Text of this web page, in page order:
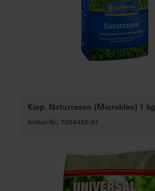
Kiep. Naturrasen (Microklee) 1 kg
Artikel-Nr.: 7004485-01